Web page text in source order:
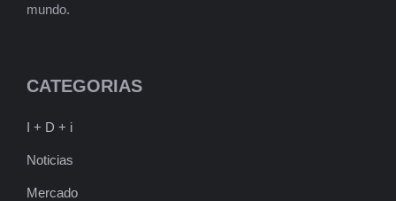
mundo.
CATEGORIAS
I + D + i
Noticias
Mercado